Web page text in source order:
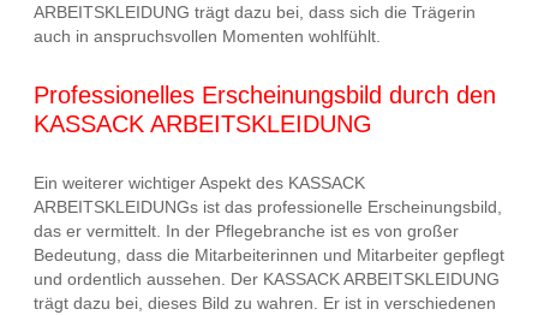
ARBEITSKLEIDUNG trägt dazu bei, dass sich die Trägerin
auch in anspruchsvollen Momenten wohlfühlt.
Professionelles Erscheinungsbild durch den
KASSACK ARBEITSKLEIDUNG
Ein weiterer wichtiger Aspekt des KASSACK
ARBEITSKLEIDUNGs ist das professionelle Erscheinungsbild,
das er vermittelt. In der Pflegebranche ist es von großer
Bedeutung, dass die Mitarbeiterinnen und Mitarbeiter gepflegt
und ordentlich aussehen. Der KASSACK ARBEITSKLEIDUNG
trägt dazu bei, dieses Bild zu wahren. Er ist in verschiedenen